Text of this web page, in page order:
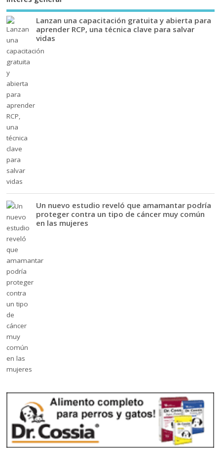
Lanzan una capacitación gratuita y abierta para
aprender RCP, una técnica clave para salvar
vidas
Un nuevo estudio reveló que amamantar podría
proteger contra un tipo de cáncer muy común
en las mujeres